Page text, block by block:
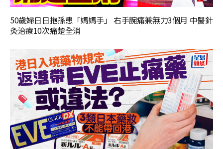
50歲婦日日抱孫患「媽媽手」 右手腕痛兼無力3個月 中醫針
灸治療10次痛楚全消